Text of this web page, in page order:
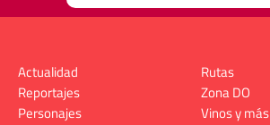
Actualidad
Reportajes
Personajes
Rutas
Zona DO
Vinos y más